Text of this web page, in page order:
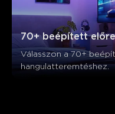
70+ beépített
Válasszon a 70+
hangulatteremtéshez.